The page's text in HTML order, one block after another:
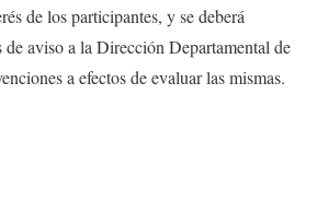
de los participantes, y se deberá
aviso a la Dirección Departamental de
a efectos de evaluar las mismas.